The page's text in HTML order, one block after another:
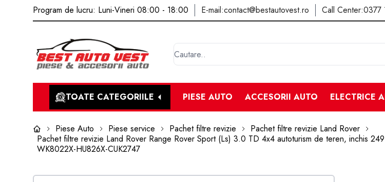
Program de lucru: Luni-Vineri 08:00 - 18:00 E-mail:contact@bestautovest.ro Call Center:0377
TOATE CATEGORIILE PIESE AUTO ACCESORII AUTO ELECTRICE
Piese Auto Piese service Pachet filtre revizie
Pachet filtre revizie Land Rover
Pachet filtre revizie Land Rover Range Rover Sport (Ls) 3.0 TD 4x4 autoturism de teren, inchis
WK8022X-HU826X-CUK2747